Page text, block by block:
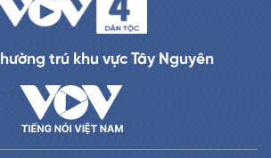
trú khu vực Tây Nguyên